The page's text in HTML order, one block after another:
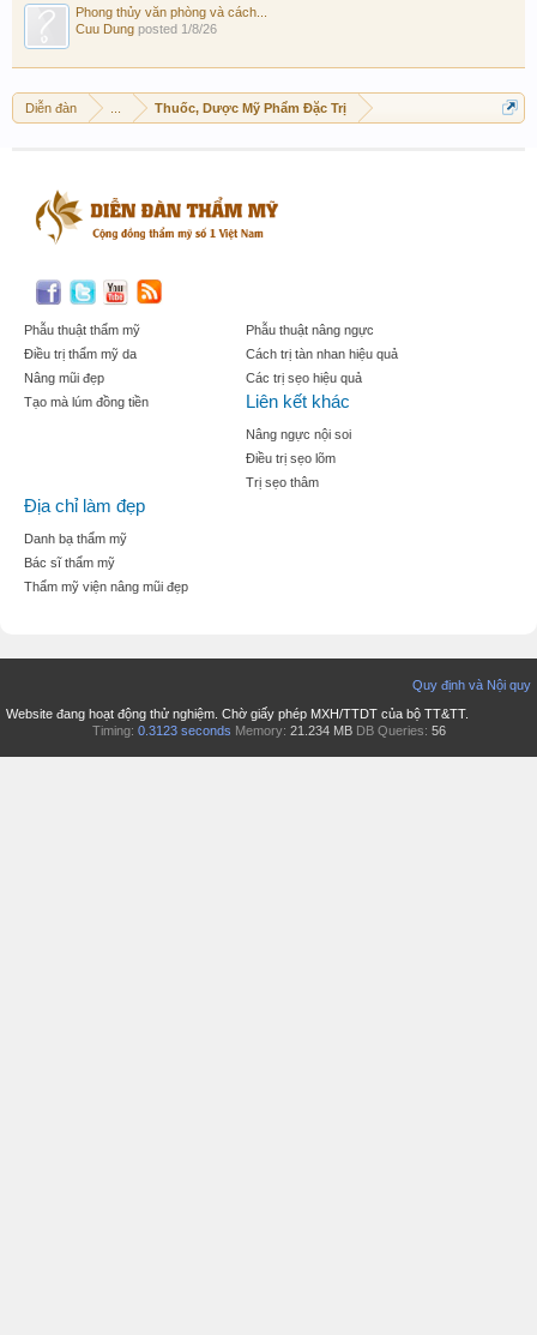
Phong thủy văn phòng và cách...
Cuu Dung posted 1/8/26
Diễn đàn Thuốc, Dược Mỹ Phẩm Đặc Trị
Phẫu thuật thẩm mỹ
Điều trị thẩm mỹ da
Nâng mũi đẹp
Tạo mà lúm đồng tiền
Phẫu thuật nâng ngực
Cách trị tàn nhan hiệu quả
Các trị sẹo hiệu quả
Liên kết khác
Nâng ngực nội soi
Điều trị sẹo lõm
Trị sẹo thâm
Địa chỉ làm đẹp
Danh bạ thẩm mỹ
Bác sĩ thẩm mỹ
Thẩm mỹ viện nâng mũi đẹp
Quy định và Nội quy
Website đang hoạt động thử nghiệm. Chờ giấy phép MXH/TTDT của bộ TT&TT.
Timing: 0.3123 seconds Memory: 21.234 MB DB Queries: 56